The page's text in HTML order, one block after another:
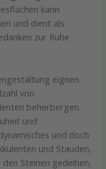
kann
und dient als
zur Ruhe
eignen
von
beherbergen.
und
und doch
und Stauden,
Steinen gedeihen,